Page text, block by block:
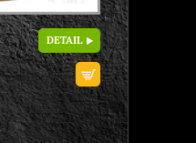
DETAIL